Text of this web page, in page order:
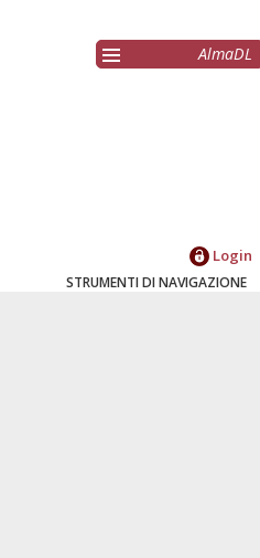
AlmaDL
Login
STRUMENTI DI NAVIGAZIONE